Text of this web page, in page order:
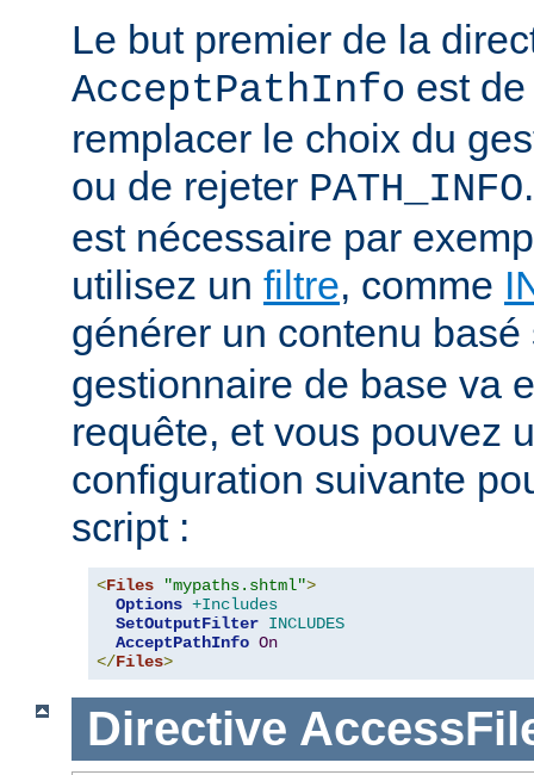
Le but premier de la
AcceptPathInfo est
remplacer le choix du
ou de rejeter PATH_INFO
est nécessaire par
utilisez un filtre, comme
générer un contenu
gestionnaire de base va
requête, et vous pouvez
configuration suivante
script :
<Files "mypaths.shtml">
Options +Includes
SetOutputFilter INCLUDES
AcceptPathInfo On
</Files>
Directive